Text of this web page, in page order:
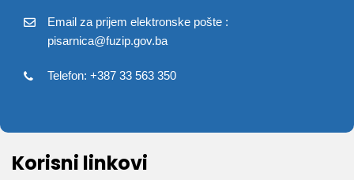
Email za prijem elektronske pošte :
pisarnica@fuzip.gov.ba
Telefon: +387 33 563 350
Korisni linkovi